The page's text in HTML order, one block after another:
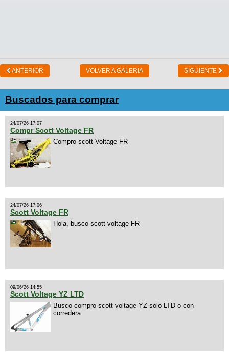
ANTERIOR VOLVER A GALERIA SIGUIENTE
Buscados para comprar
24/07/26 17:07
Compr Scott Voltage FR
Compro scott Voltage FR
24/07/26 17:06
Scott Voltage FR
Hola, busco scott voltage FR
09/06/26 14:55
Scott Voltage YZ LTD
Busco compro scott voltage YZ solo LTD o con
corredera